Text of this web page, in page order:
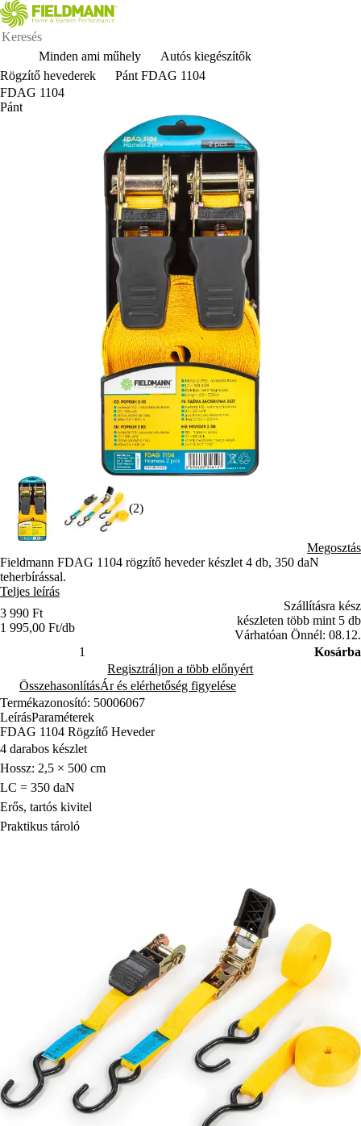
Minden ami műhely
Autós kiegészítők
Rögzítő hevederek
Pánt FDAG 1104
FDAG 1104
Pánt
(2)
Megosztás
Fieldmann FDAG 1104 rögzítő heveder készlet 4 db, 350 daN
teherbírással.
Teljes leírás
3 990 Ft
1 995,00 Ft/db
Szállításra kész
készleten több mint 5 db
Várhatóan Önnél: 08.12.
Kosárba
Regisztráljon a több előnyért
ÖsszehasonlításÁr és elérhetőség figyelése
Termékazonosító: 50006067
LeírásParaméterek
FDAG 1104 Rögzítő Heveder
4 darabos készlet
Hossz: 2,5 × 500 cm
LC = 350 daN
Erős, tartós kivitel
Praktikus tároló